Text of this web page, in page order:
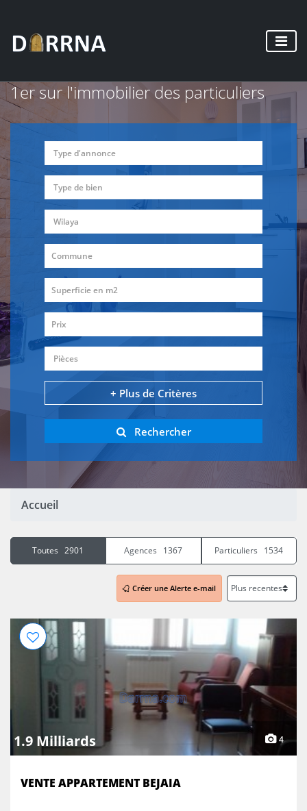
1er sur l'immobilier des particuliers
Type d'annonce
Type de bien
Wilaya
Prix
Pièces
+ Plus de Critères
Rechercher
Accueil
Toutes 2901 Agences 1367 Particuliers 1534
Créer une Alerte e-mail
1.9 Milliards 4
VENTE APPARTEMENT BEJAIA